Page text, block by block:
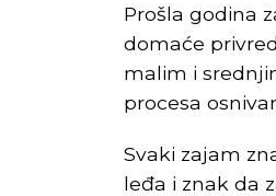
Prošla godina
domaće
malim i
procesa
Svaki zajam
leđa i znak da